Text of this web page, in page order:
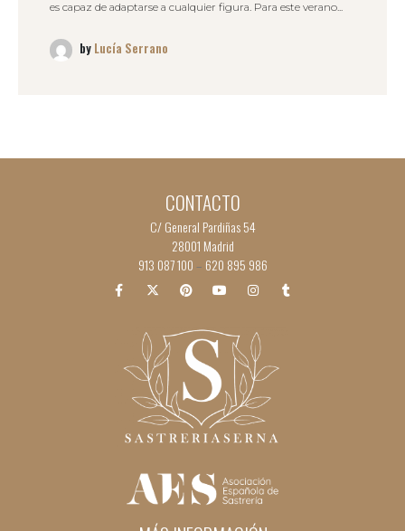
es capaz de adaptarse a cualquier figura. Para este verano...
by Lucía Serrano
CONTACTO
C/ General Pardiñas 54
28001 Madrid
913 087 100 – 620 895 986